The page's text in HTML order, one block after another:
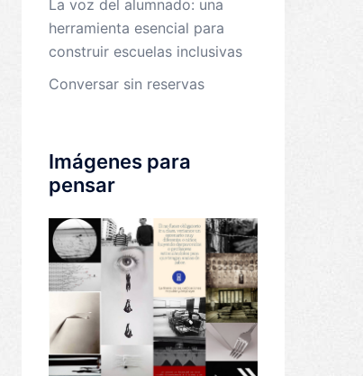
La voz del alumnado: una
herramienta esencial para
construir escuelas inclusivas
Conversar sin reservas
Imágenes para
pensar